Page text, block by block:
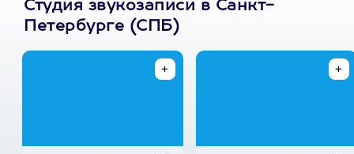
Студия звукозаписи в Санкт-
Петербурге (СПБ)